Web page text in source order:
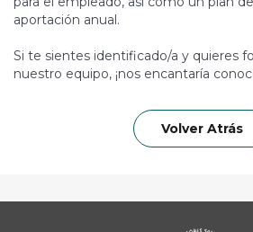
aportación anual.
Si te sientes identificado/a y quieres
nuestro equipo, ¡nos encantaría
Volver Atrás